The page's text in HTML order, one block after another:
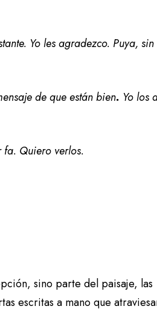
Yo les agradezco. Puya, sin
de que están bien. Yo los
fa. Quiero verlos.
sino parte del paisaje, las
escritas a mano que